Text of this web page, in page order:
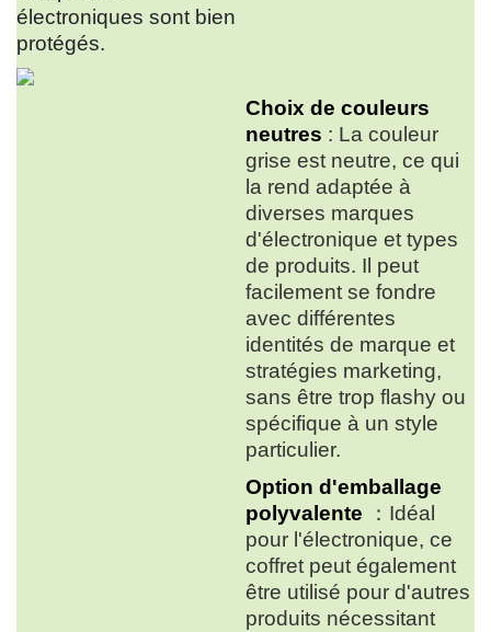
électroniques sont bien
protégés.
Choix de couleurs
neutres : La couleur
grise est neutre, ce qui
la rend adaptée à
diverses marques
d'électronique et types
de produits. Il peut
facilement se fondre
avec différentes
identités de marque et
stratégies marketing,
sans être trop flashy ou
spécifique à un style
particulier.
Option d'emballage
polyvalente
：Idéal
pour l'électronique, ce
coffret peut également
être utilisé pour d'autres
produits nécessitant